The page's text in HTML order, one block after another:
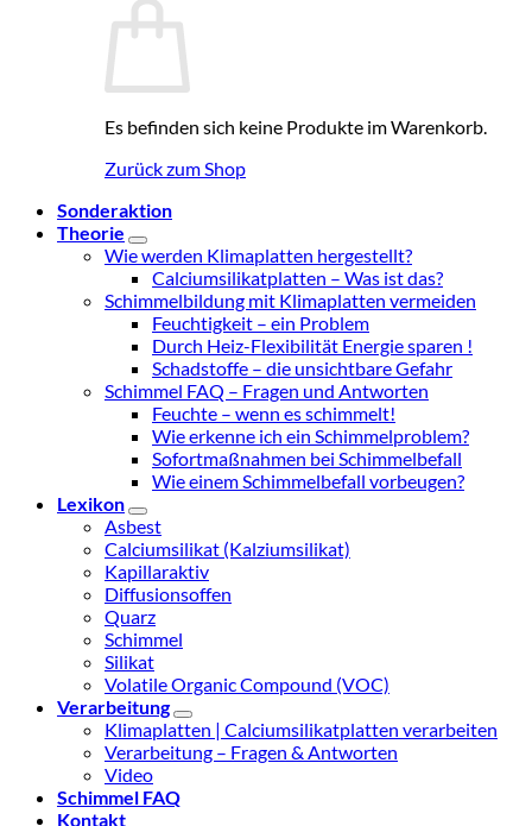
Es befinden sich keine Produkte im Warenkorb.
Zurück zum Shop
Sonderaktion
Theorie
Wie werden Klimaplatten hergestellt?
Calciumsilikatplatten – Was ist das?
Schimmelbildung mit Klimaplatten vermeiden
Feuchtigkeit – ein Problem
Durch Heiz-Flexibilität Energie sparen !
Schadstoffe – die unsichtbare Gefahr
Schimmel FAQ – Fragen und Antworten
Feuchte – wenn es schimmelt!
Wie erkenne ich ein Schimmelproblem?
Sofortmaßnahmen bei Schimmelbefall
Wie einem Schimmelbefall vorbeugen?
Lexikon
Asbest
Calciumsilikat (Kalziumsilikat)
Kapillaraktiv
Diffusionsoffen
Quarz
Schimmel
Silikat
Volatile Organic Compound (VOC)
Verarbeitung
Klimaplatten | Calciumsilikatplatten verarbeiten
Verarbeitung – Fragen & Antworten
Video
Schimmel FAQ
Kontakt